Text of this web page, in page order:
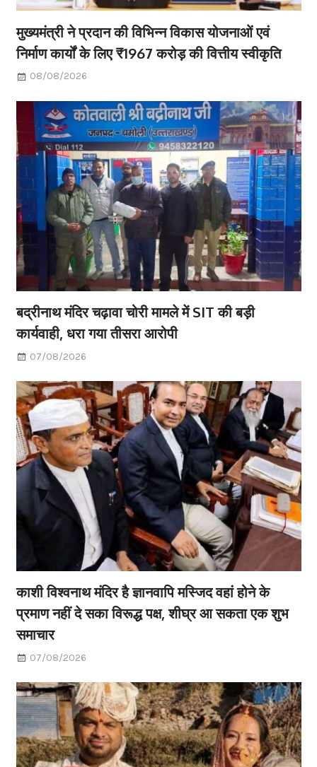
मुख्यमंत्री ने प्रदान की विभिन्न विकास योजनाओं एवं
निर्माण कार्यों के लिए ₹1967 करोड़ की वित्तीय स्वीकृति
08/08/2026
बद्रीनाथ मंदिर चढ़ावा चोरी मामले में SIT की बड़ी
कार्यवाही, धरा गया तीसरा आरोपी
07/08/2026
काशी विश्वनाथ मंदिर है ज्ञानवापि मस्जिद वहां होने के
प्रमाण नहीं दे सका विरूद्ध पक्ष, शीघ्र आ सकता एक शुभ
समाचार
07/08/2026